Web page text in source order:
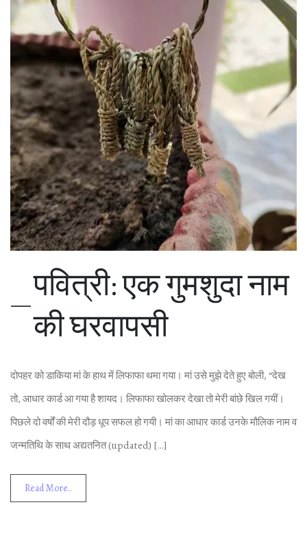
पव‍ित्री: एक गुमशुदा नाम
की घरवापसी
दोपहर को डाक‍िया मां के हाथ में ल‍िफाफा थमा गया। मां उसे मुझे देते हुए बोली, “देख
तो, आधार कार्ड आ गया है शायद। ल‍िफाफा खोलकर देखा तो मेरी बांछे ख‍िल गयीं।
प‍िछले दो वर्षों की मेरी दौड़ धूप सफल हो गयी। मां का आधार कार्ड उनके मौल‍िक नाम व
जन्‍मत‍िथ‍ि के साथ अद्यतन‍ित (updated) […]
Read More..